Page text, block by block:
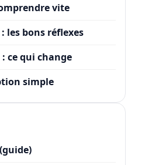
vite
les bons réflexes
ce qui change
simple